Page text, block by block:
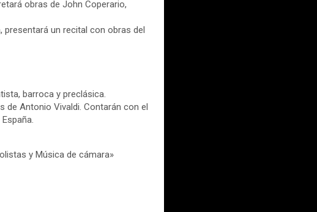
obras de John Coperario,
presentará un recital con obras del
barroca y preclásica.
de Antonio Vivaldi. Contarán con el
y Música de cámara»